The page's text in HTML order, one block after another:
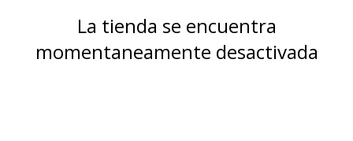
La tienda se encuentra
momentaneamente desactivada